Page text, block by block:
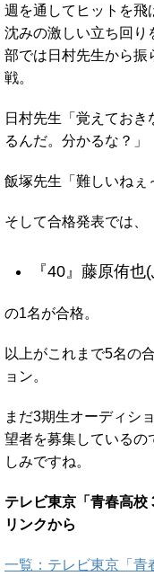
週を通してヒットを飛
沈みの激しい立ち回り
部では日村先生から振
戦。
日村先生「覚えてお
るんだ。分かるな？」
飯塚先生「難しいねぇ
そして合格発表では、
『40』藤原侑
の1名が合格。
以上がこれまで5名の
ョン。
まだ3期生オーディシ
望者を募集しているの
しみですね。
テレビ東京「青春高
リンクから
一覧：テレビ東京「青